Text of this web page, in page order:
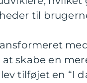
til
skabe en
tilføjet en “I